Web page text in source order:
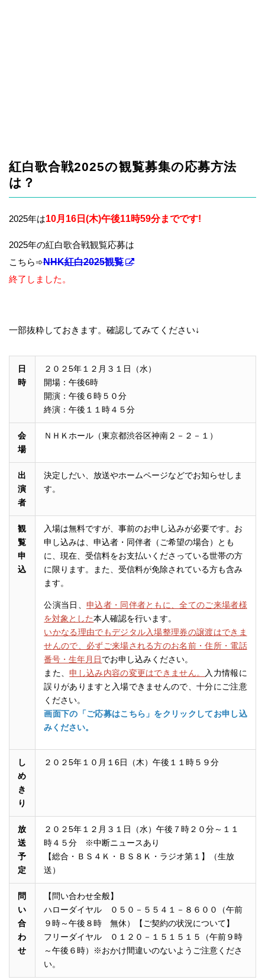
紅白歌合戦2025の観覧募集の応募方法
は？
2025年は10月16日(木)午後11時59分までです!
2025年の紅白歌合戦観覧応募は
こちら➾NHK紅白2025観覧
終了しました。
一部抜粋しておきます。確認してみてください↓
日
時
２０２5年１２月３１日（水）
開場：午後6時
開演：午後６時５０分
終演：午後１１時４５分
会
場
ＮＨＫホール（東京都渋谷区神南２－２－１）
出
演
者
決定しだい、放送やホームページなどでお知らせしま
す。
観
覧
申
込
入場は無料ですが、事前のお申し込みが必要です。お
申し込みは、申込者・同伴者（ご希望の場合）とも
に、現在、受信料をお支払いくださっている世帯の方
に限ります。また、受信料が免除されている方も含み
ます。
公演当日、 申込者・同伴者ともに、全てのご来場者様
を対象とした本人確認を行います。
いかなる理由でもデジタル入場整理券の譲渡はできま
せんので、必ずご来場される方のお名前・住所・電話
番号・生年月日でお申し込みください。
また、申し込み内容の変更はできません。
入力情報に
誤りがありますと入場できませんので、十分にご注意
ください。
画面下の「ご応募はこちら」をクリックしてお申し込
みください。
し
め
き
り
２０２5年１０月１6日（木）午後１１時５９分
放
送
予
定
２０２5年１２月３１日（水）午後７時２０分～１１
時４５分 ※中断ニュースあり
【総合・ＢＳ４Ｋ・ＢＳ８Ｋ・ラジオ第１】（生放
送）
問
い
合
わ
せ
【問い合わせ全般】
ハローダイヤル ０５０－５５４１－８６００（午前
９時～午後８時 無休）【ご契約の状況について】
フリーダイヤル ０１２０－１５１５１５（午前９時
～午後６時）※おかけ間違いのないようご注意くださ
い。